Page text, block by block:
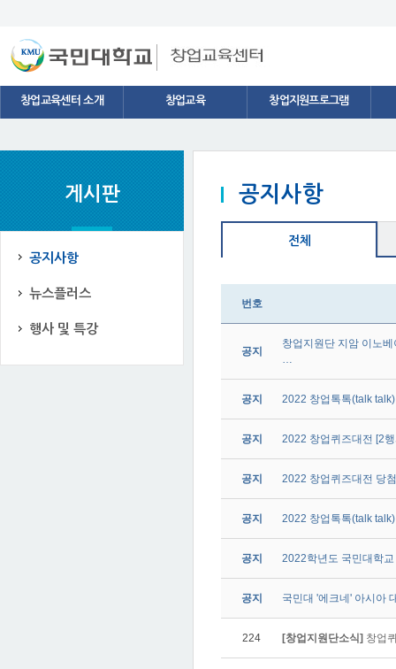
창업교육센터 소개
창업용어
창업교육 창업지원프로그램
게시판
공지사항
뉴스플러스
행사 및 특강
공지사항
전체
번호
공지
창업지원단 지암 이노
공지 2022 창업톡톡(talk
공지 2022 창업퀴즈대전 [2
공지 2022 창업퀴즈대전 당
공지 2022 창업톡톡(talk
공지 2022학년도 국민대학
공지 국민대 '에크네' 아시아
224 [창업지원단소식] 창업